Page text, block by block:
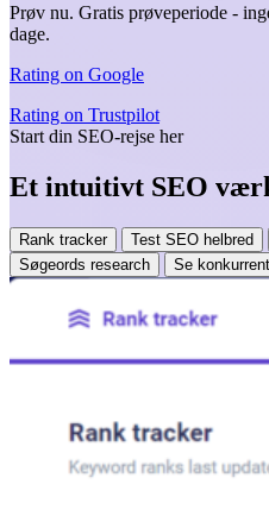
Prøv nu. Gratis prøveperiode -
dage.
Rating on Google
Rating on Trustpilot
Start din SEO-rejse her
Et intuitivt SEO
Rank tracker Test SEO helbred
Søgeords research
Se